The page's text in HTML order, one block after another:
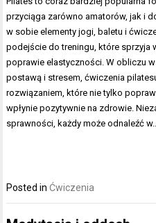
przyciąga zarówno amatorów, jak i
w sobie elementy jogi, baletu i
podejście do treningu, które sprzyja
poprawie elastyczności. W obliczu
postawą i stresem, ćwiczenia
rozwiązaniem, które nie tylko
wpłynie pozytywnie na zdrowie.
sprawności, każdy może odnaleźć w…
Posted in Ćwiczenia